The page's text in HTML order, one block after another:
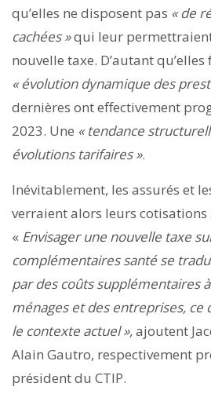
qu’elles ne disposent pas « de
cachées »qui leur
nouvelle taxe. D’autant
« évolution dynamique des
dernières ont effectivement
2023. Une «tendance
évolutions tarifaires ».
Inévitablement, les assurés et
verraient alors leurs cotisations
« Envisager une nouvelle taxe
complémentaires santé se
par des coûts supplémentaires
ménages et des entreprises, ce
le contexte actuel »,ajoutent
Alain Gautro, respectivement
président du CTIP.